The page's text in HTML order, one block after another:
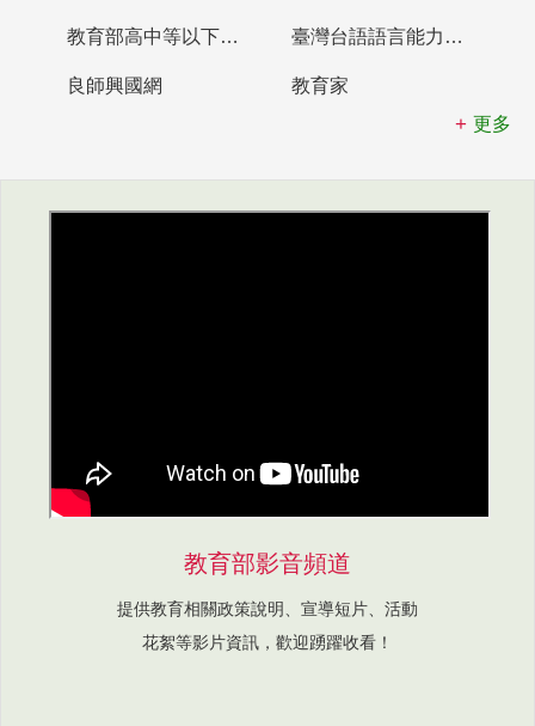
教育部高中等以下學校及幼兒園教師資格檢定考試 臺灣台語語言能力認證網站
良師興國網
教育家
更多
教育部影音頻道
提供教育相關政策說明、宣導短片、活動
花絮等影片資訊，歡迎踴躍收看！